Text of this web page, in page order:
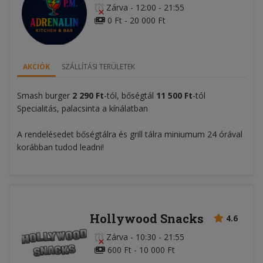
Zárva - 12:00 - 21:55
0 Ft - 20 000 Ft
AKCIÓK SZÁLLÍTÁSI TERÜLETEK
Smash burger 2 290 Ft-tól, bőségtál 11 500 Ft-tól
Specialitás, palacsinta a kínálatban
A rendelésedet bőségtálra és grill tálra miniumum 24 órával
korábban tudod leadni!
4.6
Hollywood Snacks
Zárva - 10:30 - 21:55
600 Ft - 10 000 Ft